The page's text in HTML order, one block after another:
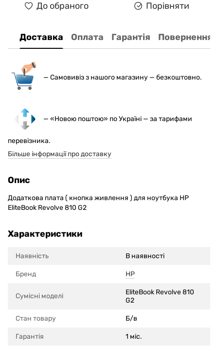
До обраного Порівняти
Доставка Оплата Гарантія Повернення
— Самовивіз з нашого магазину — безкоштовно.
— «Новою поштою» по Україні — за тарифами
перевізника.
Більше інформації про доставку
Опис
Додаткова плата ( кнопка живлення ) для ноутбука HP
EliteBook Revolve 810 G2
Характеристики
Наявність В наявності
Бренд HP
Сумісні моделi
EliteBook Revolve 810
G2
Стан товару Б/в
Гарантія 1 міс.